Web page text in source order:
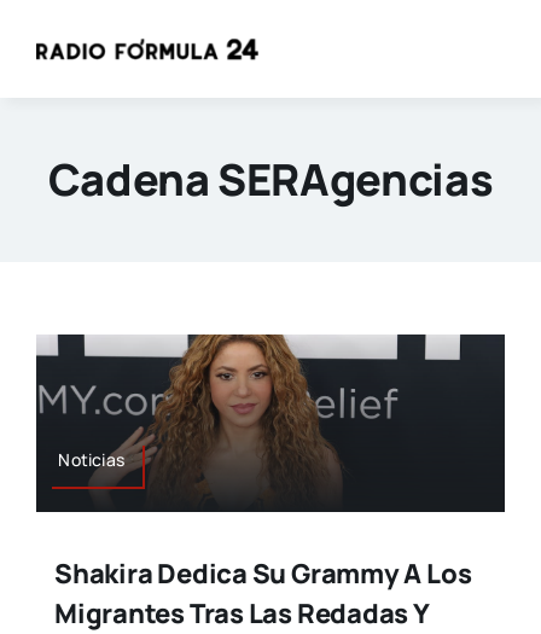
Cadena SERAgencias
Noticias
Shakira Dedica Su Grammy A Los
Migrantes Tras Las Redadas Y